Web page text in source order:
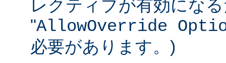
レクティブが有効にな
"AllowOverride
必要があります。)